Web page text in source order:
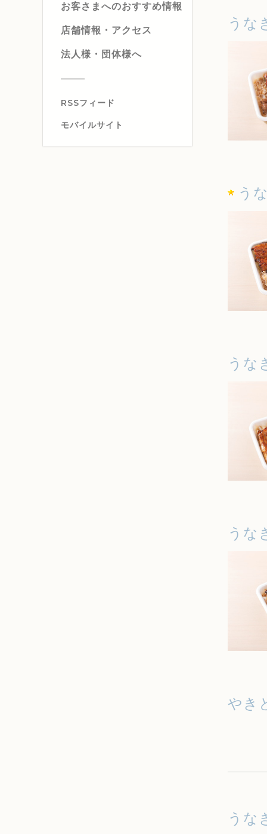
お客さまへのおすすめ情報
店舗情報・アクセス
法人様・団体様へ
RSSフィード
モバイルサイト
うな
う
うな
うな
やき
うな